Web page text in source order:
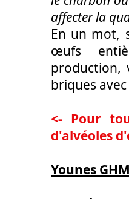
affecter la
En un mot,
œufs
production,
briques
<- Pour
d'alvéoles
Younes